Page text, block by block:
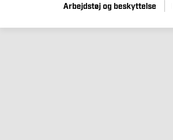
Arbejdstøj og beskyttelse